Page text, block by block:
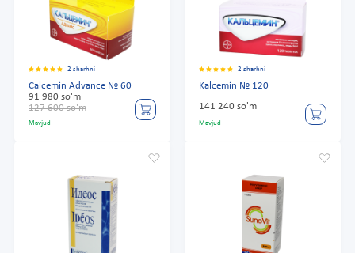
2 sharhni
Calcemin Advance № 60
91 980 so'm
127 600 so'm
Mavjud
2 sharhni
Kalcemin № 120
141 240 so'm
Mavjud